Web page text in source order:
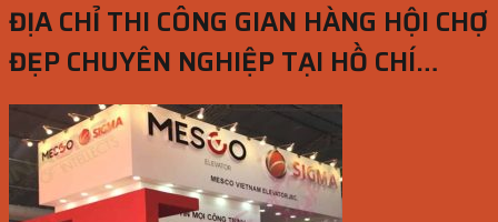
ĐỊA CHỈ THI CÔNG GIAN HÀNG HỘI CHỢ
ĐẸP CHUYÊN NGHIỆP TẠI HỒ CHÍ
MINH